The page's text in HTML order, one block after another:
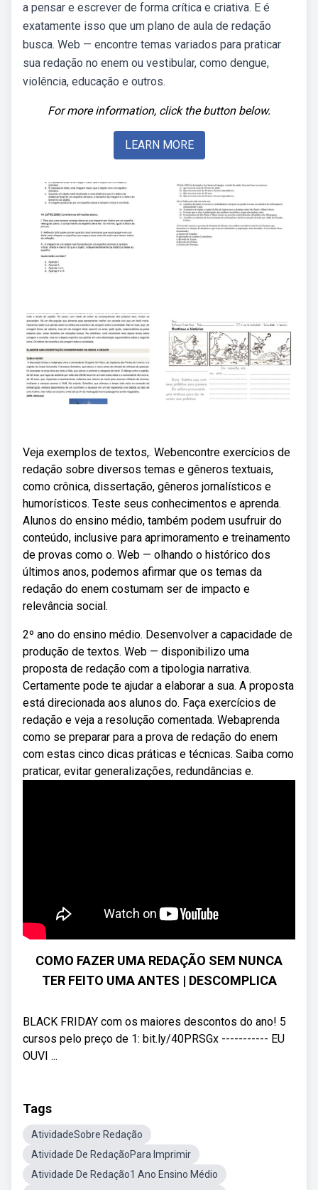
a pensar e escrever de forma crítica e criativa. E é
exatamente isso que um plano de aula de redação
busca. Web — encontre temas variados para praticar
sua redação no enem ou vestibular, como dengue,
violência, educação e outros.
For more information, click the button below.
LEARN MORE
Veja exemplos de textos,. Webencontre exercícios de
redação sobre diversos temas e gêneros textuais,
como crônica, dissertação, gêneros jornalísticos e
humorísticos. Teste seus conhecimentos e aprenda.
Alunos do ensino médio, também podem usufruir do
conteúdo, inclusive para aprimoramento e treinamento
de provas como o. Web — olhando o histórico dos
últimos anos, podemos afirmar que os temas da
redação do enem costumam ser de impacto e
relevância social.
2º ano do ensino médio. Desenvolver a capacidade de
produção de textos. Web — disponibilizo uma
proposta de redação com a tipologia narrativa.
Certamente pode te ajudar a elaborar a sua. A proposta
está direcionada aos alunos do. Faça exercícios de
redação e veja a resolução comentada. Webaprenda
como se preparar para a prova de redação do enem
com estas cinco dicas práticas e técnicas. Saiba como
praticar, evitar generalizações, redundâncias e.
COMO FAZER UMA REDAÇÃO SEM NUNCA
TER FEITO UMA ANTES | DESCOMPLICA
BLACK FRIDAY com os maiores descontos do ano! 5
cursos pelo preço de 1: bit.ly/40PRSGx ----------- EU
OUVI ...
Tags
AtividadeSobre Redação
Atividade De RedaçãoPara Imprimir
Atividade De Redação1 Ano Ensino Médio